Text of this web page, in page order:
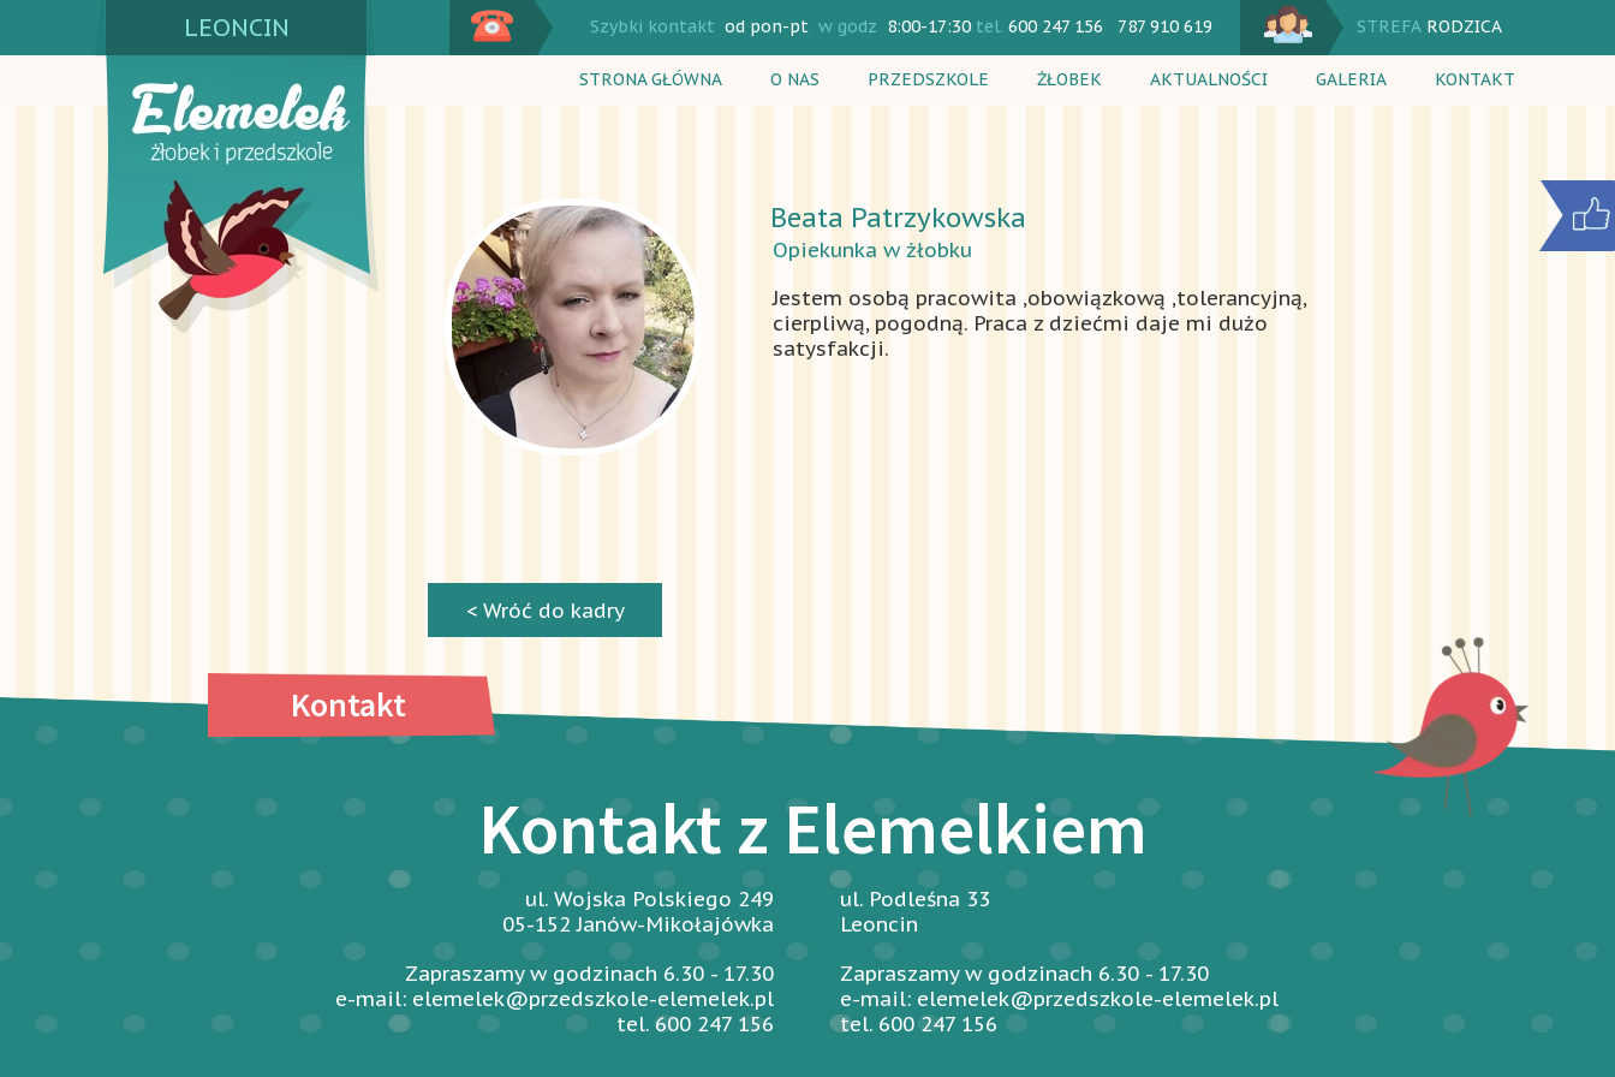
Kontakt
ul. Podleśna 33
Leoncin
Zapraszamy w godzinach 6.30 - 17.30
e-mail: elemelek@przedszkole-elemelek.pl
tel. 600 247 156
ul. Wojska Polskiego 249
05-152 Janów-Mikołajówka
Zapraszamy w godzinach 6.30 - 17.30
e-mail: elemelek@przedszkole-elemelek.pl
tel. 600 247 156
Kontakt z Elemelkiem
LEONCIN STREFARODZICA
STRONA GŁÓWNA O NAS PRZEDSZKOLE
Zajęcia dodatkowe
ŻŁOBEK AKTUALNOŚCI GALERIA KONTAKT
Szybki kontakt od pon-pt w godz 8:00-17:30 tel. 600 247 156 787 910 619
< Wróć do kadry
Opiekunka w żłobku
Jestem osobą pracowita ,obowiązkową ,tolerancyjną,
cierpliwą, pogodną. Praca z dziećmi daje mi dużo
satysfakcji.
Beata Patrzykowska